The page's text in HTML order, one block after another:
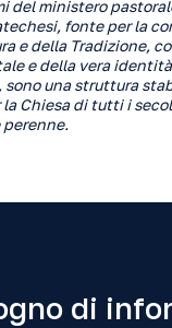
del ministero
fonte per la
e della Tradizione,
e della vera
una struttura
la Chiesa di tutti i
perenne.
di